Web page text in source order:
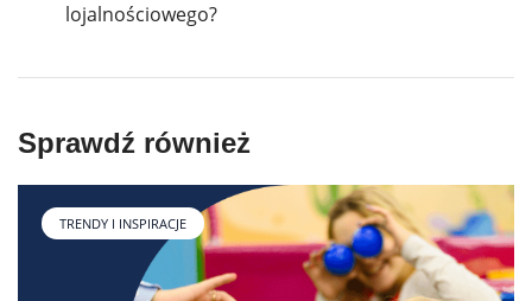
lojalnościowego?
Sprawdź również
TRENDY I INSPIRACJE